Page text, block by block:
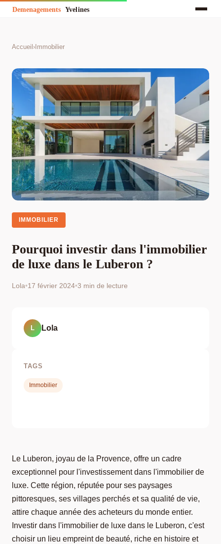
Accueil › Immobilier
IMMOBILIER
Pourquoi investir dans l'immobilier
de luxe dans le Luberon ?
Lola•17 février 2024•3 min de lecture
Le Luberon, joyau de la Provence, offre un cadre
exceptionnel pour l'investissement dans l'immobilier de
luxe. Cette région, réputée pour ses paysages
pittoresques, ses villages perchés et sa qualité de vie,
attire chaque année des acheteurs du monde entier.
Investir dans l'immobilier de luxe dans le Luberon, c'est
choisir un lieu empreint de beauté, riche en histoire et
L Lola
TAGS
Immobilier